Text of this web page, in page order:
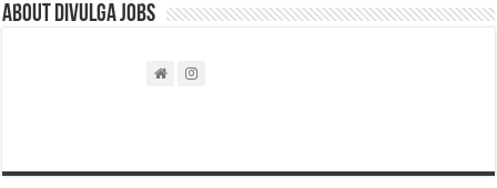
About DIVULGA JOBS